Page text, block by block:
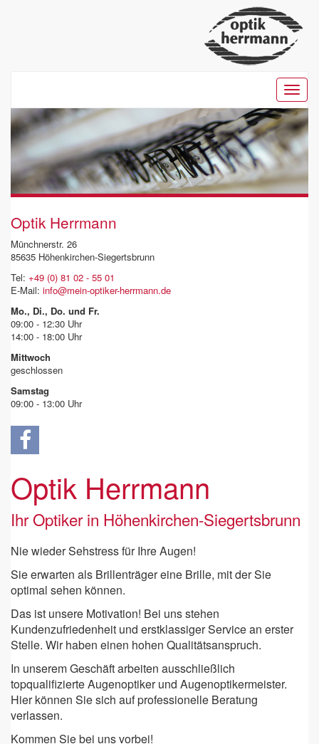
Optik Herrmann
Münchnerstr. 26
85635 Höhenkirchen-Siegertsbrunn
Tel: +49 (0) 81 02 - 55 01
E-Mail: info@mein-optiker-herrmann.de
Mo., Di., Do. und Fr.
09:00 - 12:30 Uhr
14:00 - 18:00 Uhr
Mittwoch
geschlossen
Samstag
09:00 - 13:00 Uhr
Optik Herrmann
Ihr Optiker in Höhenkirchen-Siegertsbrunn
Nie wieder Sehstress für Ihre Augen!
Sie erwarten als Brillenträger eine Brille, mit der Sie
optimal sehen können.
Das ist unsere Motivation! Bei uns stehen
Kundenzufriedenheit und erstklassiger Service an erster
Stelle. Wir haben einen hohen Qualitätsanspruch.
In unserem Geschäft arbeiten ausschließlich
topqualifizierte Augenoptiker und Augenoptikermeister.
Hier können Sie sich auf professionelle Beratung
verlassen.
Kommen Sie bei uns vorbei!